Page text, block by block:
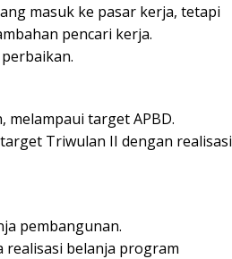
masuk ke pasar kerja, tetapi
pencari kerja.
melampaui target APBD.
Triwulan II dengan realisasi
pembangunan.
realisasi belanja program